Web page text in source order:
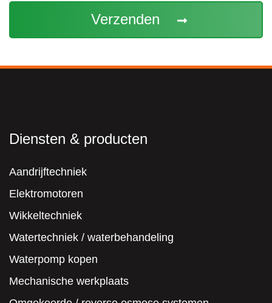
Diensten & producten
Aandrijftechniek
Elektromotoren
Wikkeltechniek
Watertechniek / waterbehandeling
Waterpomp kopen
Mechanische werkplaats